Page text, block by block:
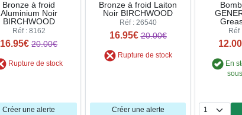
Bronze à froid
Aluminium Noir
BIRCHWOOD
Réf : 8162
16.95€ 20.00€
Rupture de stock
Créer une alerte
Bronze à froid Laiton
Noir BIRCHWOOD
Réf : 26540
16.95€ 20.00€
Rupture de stock
Créer une alerte
Réf
En